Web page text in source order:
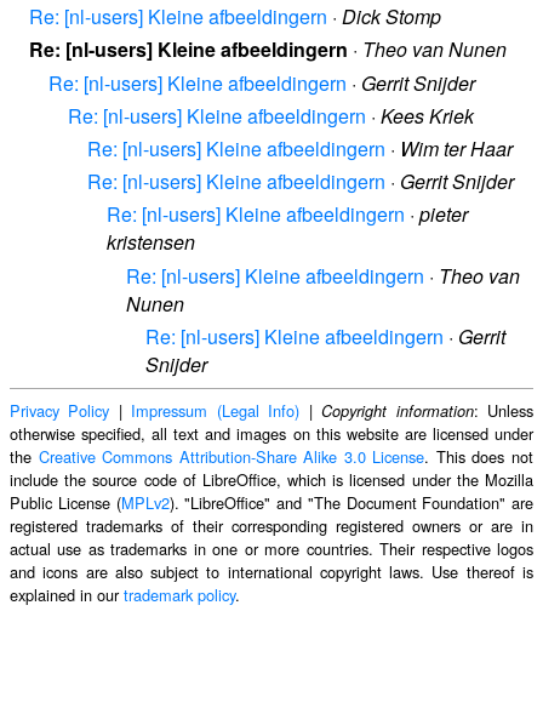
Re: [nl-users] Kleine afbeeldingern · Dick Stomp
Re: [nl-users] Kleine afbeeldingern · Theo van Nunen
Re: [nl-users] Kleine afbeeldingern · Gerrit Snijder
Re: [nl-users] Kleine afbeeldingern · Kees Kriek
Re: [nl-users] Kleine afbeeldingern · Wim ter Haar
Re: [nl-users] Kleine afbeeldingern · Gerrit Snijder
Re: [nl-users] Kleine afbeeldingern · pieter
kristensen
Re: [nl-users] Kleine afbeeldingern · Theo van
Nunen
Re: [nl-users] Kleine afbeeldingern · Gerrit
Snijder
Privacy Policy | Impressum (Legal Info) |Copyright information: Unless
otherwise specified, all text and images on this website are licensed under
the Creative Commons Attribution-Share Alike 3.0 License. This does not
include the source code of LibreOffice, which is licensed under the Mozilla
Public License (MPLv2). "LibreOffice" and "The Document Foundation" are
registered trademarks of their corresponding registered owners or are in
actual use as trademarks in one or more countries. Their respective logos
and icons are also subject to international copyright laws. Use thereof is
explained in ourtrademark policy.